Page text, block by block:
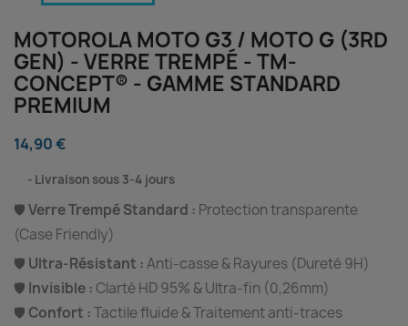
MOTOROLA MOTO G3 / MOTO G (3RD
GEN) - VERRE TREMPÉ - TM-
CONCEPT® - GAMME STANDARD
PREMIUM
14,90 €
Livraison sous 3-4 jours
🛡️Verre Trempé Standard : Protection transparente
(Case Friendly)
🛡️ Ultra-Résistant :Anti-casse & Rayures (Dureté 9H)
🛡️ Invisible : Clarté HD 95% & Ultra-fin (0,26mm)
🛡️ Confort :Tactile fluide & Traitement anti-traces